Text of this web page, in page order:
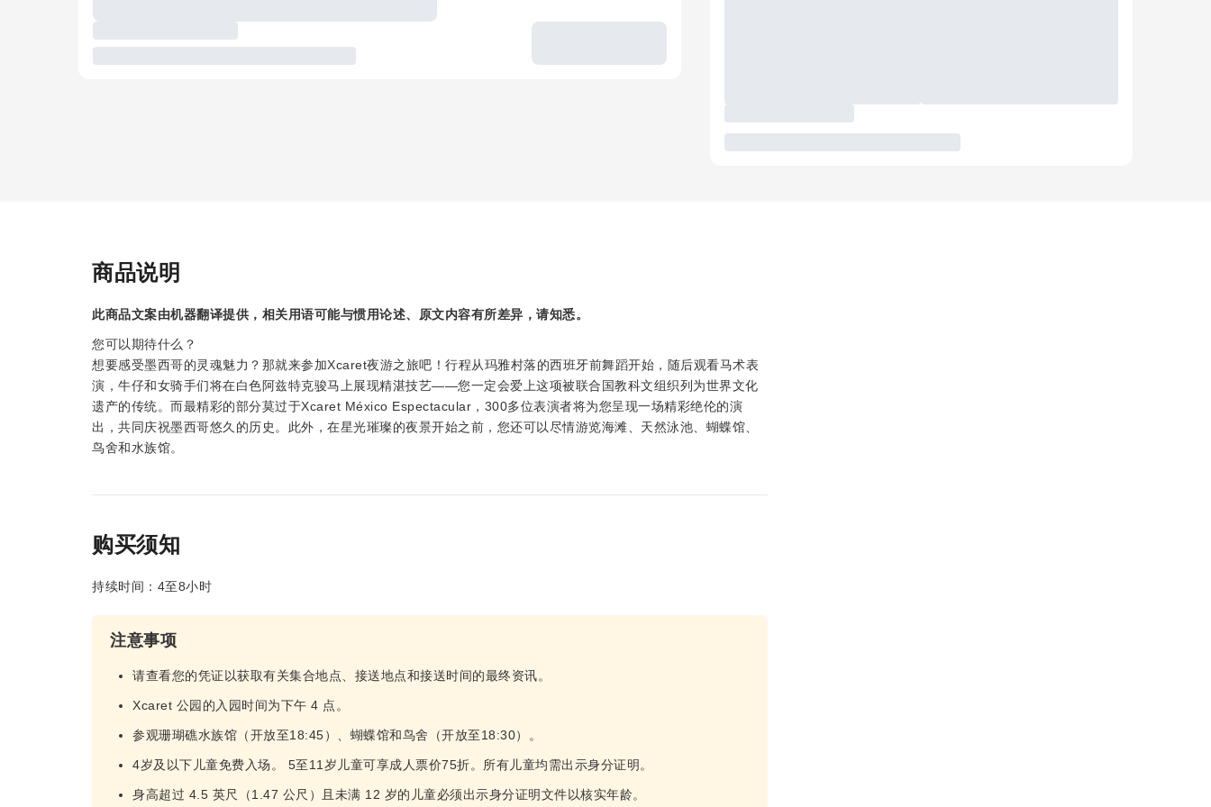
商品说明
此商品文案由机器翻译提供，相关用语可能与惯用论述、原文内容有所差异，请知悉。
您可以期待什么？
想要感受墨西哥的灵魂魅力？那就来参加Xcaret夜游之旅吧！行程从玛雅村落的西班牙前舞蹈开始，随后观看马术表
演，牛仔和女骑手们将在白色阿兹特克骏马上展现精湛技艺——您一定会爱上这项被联合国教科文组织列为世界文化
遗产的传统。而最精彩的部分莫过于Xcaret México Espectacular，300多位表演者将为您呈现一场精彩绝伦的演
出，共同庆祝墨西哥悠久的历史。此外，在星光璀璨的夜景开始之前，您还可以尽情游览海滩、天然泳池、蝴蝶馆、
鸟舍和水族馆。
购买须知
持续时间：4至8小时
注意事项
请查看您的凭证以获取有关集合地点、接送地点和接送时间的最终资讯。
Xcaret 公园的入园时间为下午 4 点。
参观珊瑚礁水族馆（开放至18:45）、蝴蝶馆和鸟舍（开放至18:30）。
4岁及以下儿童免费入场。 5至11岁儿童可享成人票价75折。所有儿童均需出示身分证明。
身高超过 4.5 英尺（1.47 公尺）且未满 12 岁的儿童必须出示身分证明文件以核实年龄。